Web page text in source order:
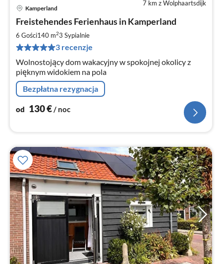
7 km z Wolphaartsdijk
Kamperland
Freistehendes Ferienhaus in Kamperland
6 Gości140 m23 Sypialnie
3 recenzje
Wolnostojący dom wakacyjny w spokojnej okolicy z
pięknym widokiem na pola
Bezpłatna rezygnacja
od 130€/ noc